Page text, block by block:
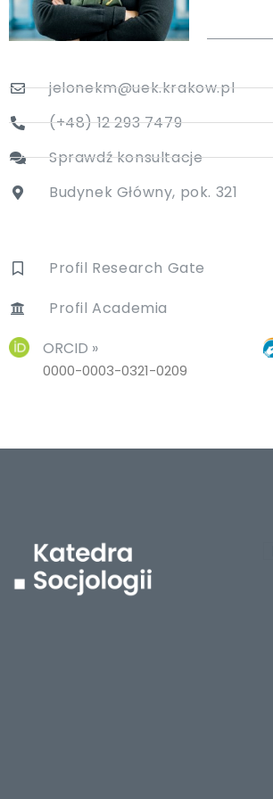
jelonekm@uek.krakow.pl
(+48) 12 293 7479
Sprawdź konsultacje
Budynek Główny, pok. 321
Profil Research Gate
Profil Academia
ORCID »
0000-0003-0321-0209